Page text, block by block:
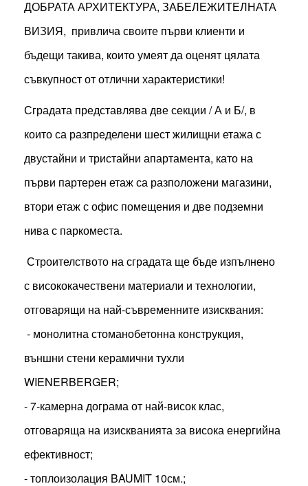
ДОБРАТА АРХИТЕКТУРА, ЗАБЕЛЕЖИТЕЛНАТА
ВИЗИЯ, привлича своите първи клиенти и
бъдещи такива, които умеят да оценят цялата
съвкупност от отлични характеристики!
Сградата представлява две секции / А и Б/, в
които са разпределени шест жилищни етажа с
двустайни и тристайни апартамента, като на
първи партерен етаж са разположени магазини,
втори етаж с офис помещения и две подземни
нива с паркоместа.
Строителството на сградата ще бъде изпълнено
с висококачествени материали и технологии,
отговарящи на най-съвременните изисквания:
- монолитна стоманобетонна конструкция,
външни стени керамични тухли
WIENERBERGER;
- 7-камерна дограма от най-висок клас,
отговаряща на изискванията за висока енергийна
ефективност;
- топлоизолация BAUMIT 10см.;